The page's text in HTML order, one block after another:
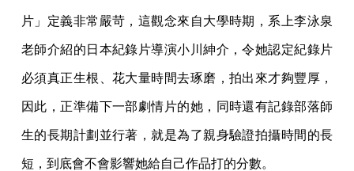
片」定義非常嚴苛，這觀念來自大學時期，系上李泳泉
老師介紹的日本紀錄片導演小川紳介，令她認定紀錄片
必須真正生根、花大量時間去琢磨，拍出來才夠豐厚，
因此，正準備下一部劇情片的她，同時還有記錄部落師
生的長期計劃並行著，就是為了親身驗證拍攝時間的長
短，到底會不會影響她給自己作品打的分數。